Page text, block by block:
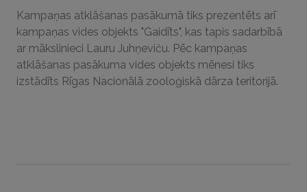
Kampaņas atklāšanas pasākumā tiks prezentēts arī
kampaņas vides objekts "Gaidīts", kas tapis sadarbībā
ar mākslinieci Lauru Juhņeviču. Pēc kampaņas
atklāšanas pasākuma vides objekts mēnesi tiks
izstādīts Rīgas Nacionālā zooloģiskā dārza teritorijā.